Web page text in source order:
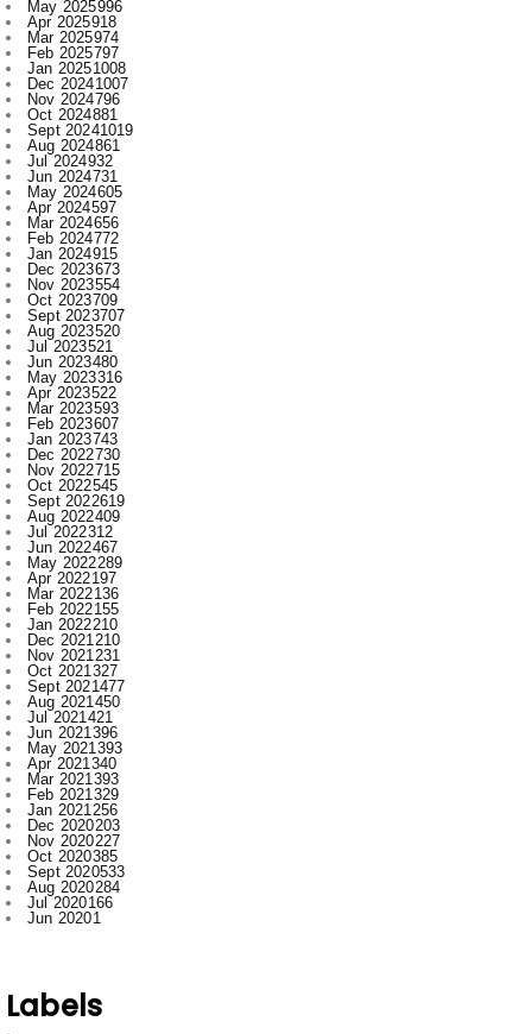
Dec 20241007
Nov 2024796
Oct 2024881
Sept 20241019
Aug 2024861
Jul 2024932
Jun 2024731
May 2024605
Apr 2024597
Mar 2024656
Feb 2024772
Jan 2024915
Dec 2023673
Nov 2023554
Oct 2023709
Sept 2023707
Aug 2023520
Jul 2023521
Jun 2023480
May 2023316
Apr 2023522
Mar 2023593
Feb 2023607
Jan 2023743
Dec 2022730
Nov 2022715
Oct 2022545
Sept 2022619
Aug 2022409
Jul 2022312
Jun 2022467
May 2022289
Apr 2022197
Mar 2022136
Feb 2022155
Jan 2022210
Dec 2021210
Nov 2021231
Oct 2021327
Sept 2021477
Aug 2021450
Jul 2021421
Jun 2021396
May 2021393
Apr 2021340
Mar 2021393
Feb 2021329
Jan 2021256
Dec 2020203
Nov 2020227
Oct 2020385
Sept 2020533
Aug 2020284
Jul 2020166
Jun 20201
Ambagarh
Ambagarh Chauki